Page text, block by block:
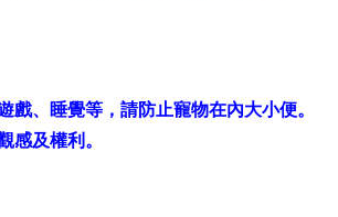
、睡覺等，請防止寵物在內大小便。
感及權利。